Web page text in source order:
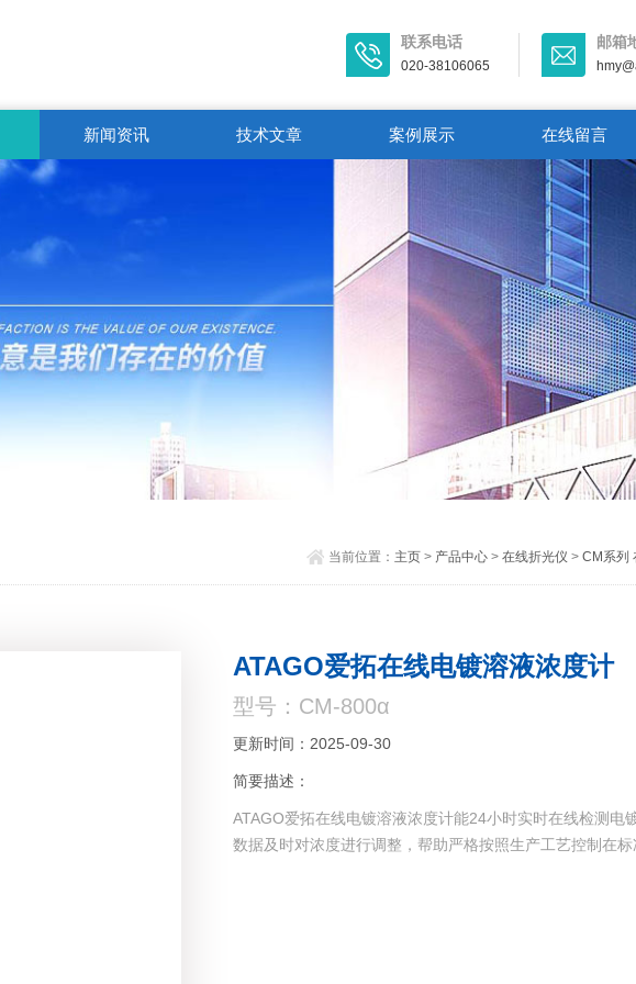
联系电话
020-38106065
邮箱
新闻资讯 技术文章 案例展示 在线留言
当前位置： 主页> 产品中心> 在线折光仪 > CM系列
ATAGO爱拓在线电镀溶液浓度计
型号：CM-800α
更新时间：2025-09-30
简要描述：
ATAGO爱拓在线电镀溶液浓度计能24小时实时在线检测电
数据及时对浓度进行调整，帮助严格按照生产工艺控制在标